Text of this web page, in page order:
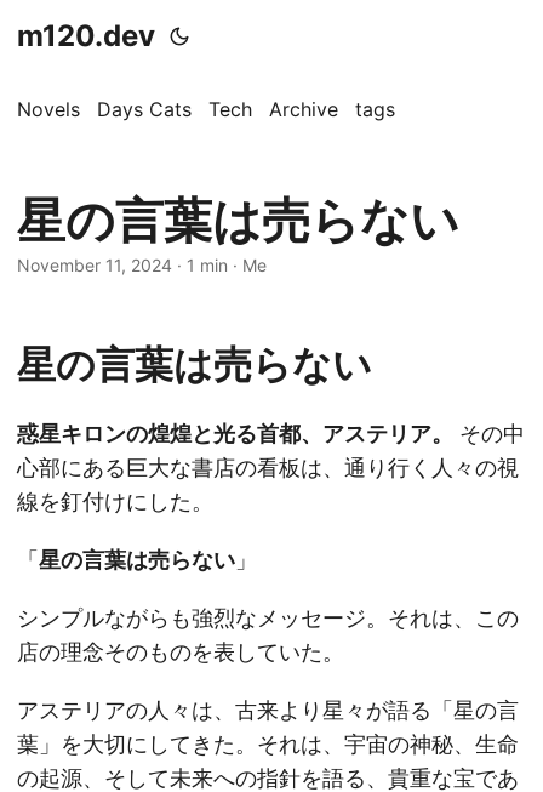
m120.dev
Novels Days Cats Tech Archive tags
星の言葉は売らない
November 11, 2024 · 1 min · Me
星の言葉は売らない
惑星キロンの煌煌と光る首都、アステリア。
その中
心部にある巨大な書店の看板は、通り行く人々の視
線を釘付けにした。
「 星の言葉は売らない 」
シンプルながらも強烈なメッセージ。それは、この
店の理念そのものを表していた。
アステリアの人々は、古来より星々が語る「星の言
葉」を大切にしてきた。それは、宇宙の神秘、生命
の起源、そして未来への指針を語る、貴重な宝であ